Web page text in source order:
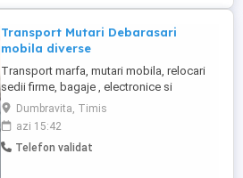
electrocasnice ridic ...
Transport Mutari Debarasari
mobila diverse
Transport marfa, mutari mobila, relocari
sedii firme, bagaje , electronice si
electrocasnice cutii, canapele, diverse
lucruri si obiecte, materiale constructii,
schele metalice ridic moloz si facem
debarasari, usi, mobilier, diverse.
Dumbravita, Timis
azi 15:42
Telefon validat